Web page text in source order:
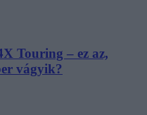
Touring – ez az,
vágyik?